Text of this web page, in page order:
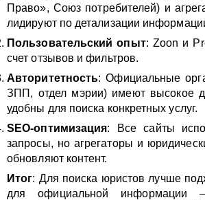
Право», Союз потребителей) и
лидируют по детализации
Пользовательский опыт: Zoon и
счет отзывов и фильтров.
Авторитетность: Официальные
ЗПП, отдел мэрии) имеют высокое
удобны для поиска конкретных услуг.
SEO-оптимизация: Все сайты
запросы, но агрегаторы и
обновляют контент.
Итог: Для поиска юристов лучше
для официальной